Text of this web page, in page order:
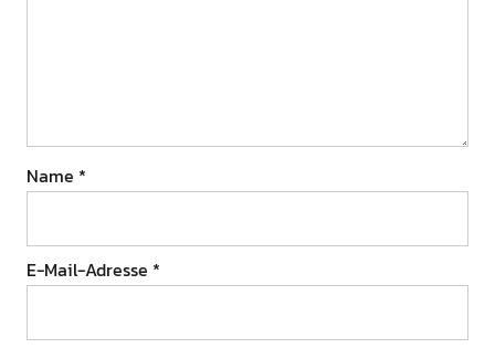
Name *
E-Mail-Adresse *